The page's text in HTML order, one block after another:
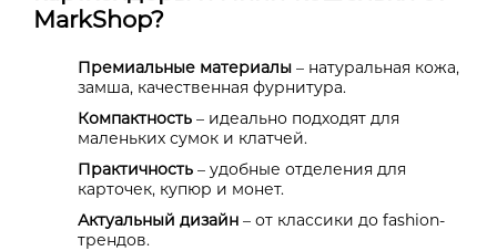
MarkShop?
Премиальные материалы – натуральная кожа,
замша, качественная фурнитура.
Компактность – идеально подходят для
маленьких сумок и клатчей.
Практичность – удобные отделения для
карточек, купюр и монет.
Актуальный дизайн – от классики до fashion-
трендов.